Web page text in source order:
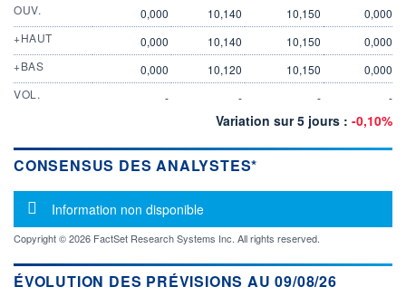
OUV.
0,000 10,140 10,150
0,000
+HAUT
0,000 10,140 10,150
0,000
+BAS
0,000 10,120 10,150
0,000
VOL.
- - - -
Variation sur 5 jours : -0,10%
CONSENSUS DES ANALYSTES*
Message d'information
Information non disponible
Copyright © 2026 FactSet Research Systems Inc. All rights reserved.
ÉVOLUTION DES PRÉVISIONS AU 09/08/26